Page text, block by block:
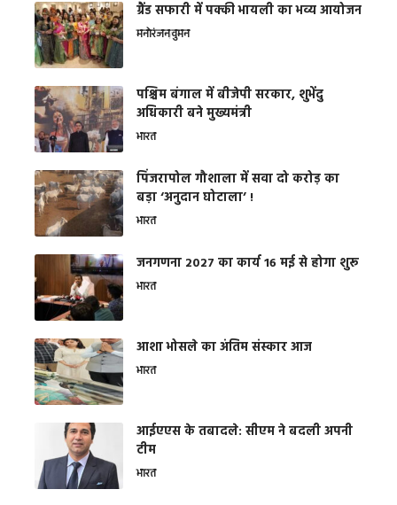
ग्रैंड सफारी में पक्की भायली का भव्य आयोजन
मनोरंजनवुमन
पश्चिम बंगाल में बीजेपी सरकार, शुभेंदु
अधिकारी बने मुख्यमंत्री
भारत
​पिंजरापोल गौशाला में सवा दो करोड़ का
बड़ा ‘अनुदान घोटाला’ !
भारत
जनगणना 2027 का कार्य 16 मई से होगा शुरू
भारत
आशा भोसले का अंतिम संस्कार आज
भारत
आईएएस के तबादले: सीएम ने बदली अपनी
टीम
भारत